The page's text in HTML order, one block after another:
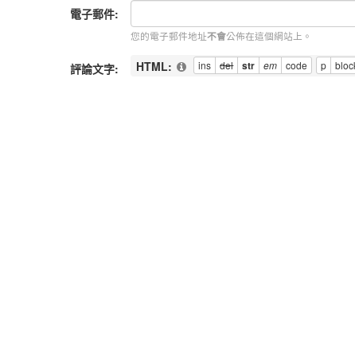
電子郵件:
您的電子郵件地址不會公佈在這個網站上。
評論文字: HTML: